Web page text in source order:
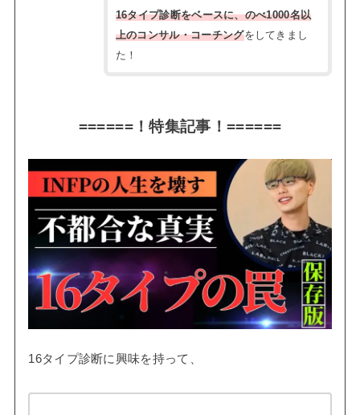
16タイプ診断をベースに、のべ1000名以
上のコンサル・コーチングをしてきまし
た！
======！特集記事！======
16タイプ診断に興味を持って、